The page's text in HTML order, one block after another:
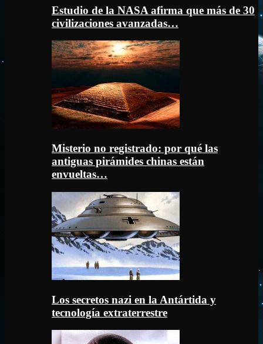
Estudio de la NASA afirma que más de 30
civilizaciones avanzadas…
Misterio no registrado: por qué las
antiguas pirámides chinas están
envueltas…
Los secretos nazi en la Antártida y
tecnología extraterrestre